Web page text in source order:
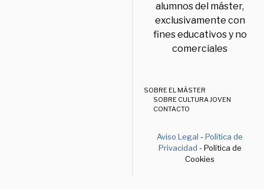
alumnos del máster,
exclusivamente con
fines educativos y no
comerciales
SOBRE EL MÁSTER
SOBRE CULTURA JOVEN
CONTACTO
Aviso Legal -Política de
Privacidad - Política de
Cookies